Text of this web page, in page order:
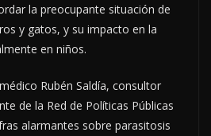
la preocupante situación de
y gatos, y su impacto en la
en niños.
Rubén Saldía, consultor
de la Red de Políticas Públicas
alarmantes sobre parasitosis